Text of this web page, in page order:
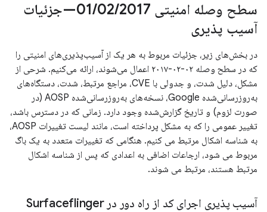
سطح وصله امنیتی 01 /02/
2017—جزئیات
آسیب پذیری
در بخش‌های زیر، جزئیات مربوط به هر یک از آسیب‌پذیری‌های امنیتی را
که در سطح وصله ۰۲-۰۲-۲۰۱۷ اعمال می‌شوند، ارائه می‌کنیم. شرحی از
مشکل، دلیل شدت، و جدولی با CVE، مراجع مرتبط، شدت، دستگاه‌های
به‌روزرسانی‌شده Google، نسخه‌های به‌روزرسانی‌شده AOSP (در
صورت لزوم) و تاریخ گزارش‌شده وجود دارد. زمانی که در دسترس باشد،
تغییر عمومی را که به مشکل پرداخته است، مانند لیست تغییرات AOSP،
به شناسه اشکال مرتبط می کنیم. هنگامی که تغییرات متعدد به یک باگ
مربوط می شود، ارجاعات اضافی به اعدادی که پس از شناسه اشکال
مرتبط هستند، مرتبط می شوند.
آسیب پذیری اجرای کد از راه دور در Surfaceflinger